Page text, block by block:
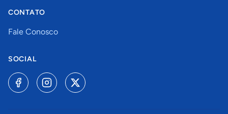
CONTATO
Fale Conosco
SOCIAL